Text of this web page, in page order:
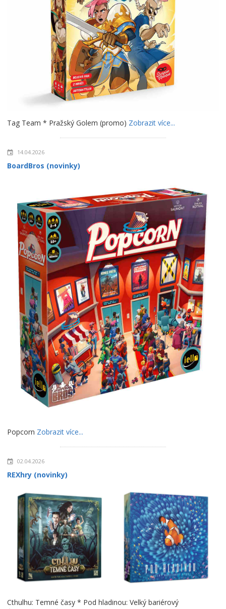
Tag Team * Pražský Golem (promo) Zobrazit více...
14.04.2026
BoardBros (novinky)
Popcorn Zobrazit více...
02.04.2026
REXhry (novinky)
Cthulhu: Temné časy * Pod hladinou: Velký bariérový